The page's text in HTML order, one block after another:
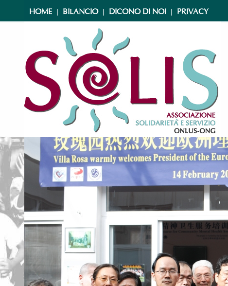
HOME | BILANCIO | DICONO DI NOI | PRIVACY